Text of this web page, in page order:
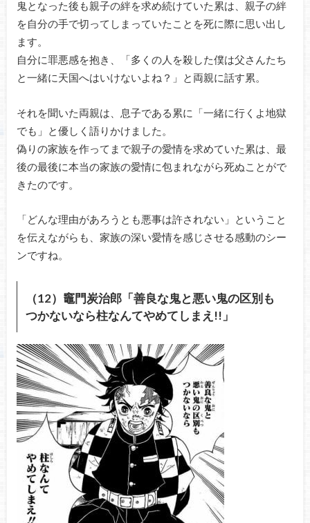
鬼となった後も親子の絆を求め続けていた累は、親子の絆
を自分の手で切ってしまっていたことを死に際に思い出し
ます。
自分に罪悪感を抱き、「多くの人を殺した僕は父さんたち
と一緒に天国へはいけないよね？」と両親に話す累。
それを聞いた両親は、息子である累に「一緒に行くよ地獄
でも」と優しく語りかけました。
偽りの家族を作ってまで親子の愛情を求めていた累は、最
後の最後に本当の家族の愛情に包まれながら死ぬことがで
きたのです。
「どんな理由があろうとも悪事は許されない」ということ
を伝えながらも、家族の深い愛情を感じさせる感動のシー
ンですね。
（12）竈門炭治郎「善良な鬼と悪い鬼の区別も
つかないなら柱なんてやめてしまえ!!」